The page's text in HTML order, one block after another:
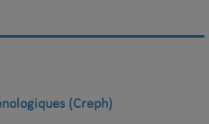
(Creph)